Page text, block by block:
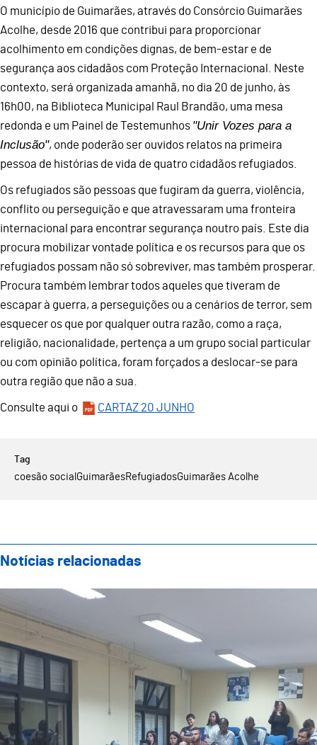
O município de Guimarães, através do Consórcio Guimarães
Acolhe, desde 2016 que contribui para proporcionar
acolhimento em condições dignas, de bem-estar e de
segurança aos cidadãos com Proteção Internacional. Neste
contexto, será organizada amanhã, no dia 20 de junho, às
16h00, na Biblioteca Municipal Raul Brandão, uma mesa
redonda e um Painel de Testemunhos "Unir Vozes para a
Inclusão", onde poderão ser ouvidos relatos na primeira
pessoa de histórias de vida de quatro cidadãos refugiados.
Os refugiados são pessoas que fugiram da guerra, violência,
conflito ou perseguição e que atravessaram uma fronteira
internacional para encontrar segurança noutro país. Este dia
procura mobilizar vontade política e os recursos para que os
refugiados possam não só sobreviver, mas também prosperar.
Procura também lembrar todos aqueles que tiveram de
escapar à guerra, a perseguições ou a cenários de terror, sem
esquecer os que por qualquer outra razão, como a raça,
religião, nacionalidade, pertença a um grupo social particular
ou com opinião política, foram forçados a deslocar-se para
outra região que não a sua.
Consulte aqui o CARTAZ 20 JUNHO
coesão social GuimarãesRefugiadosGuimarães Acolhe
Notícias relacionadas
Sessão de Esclarecimento “Informação para a